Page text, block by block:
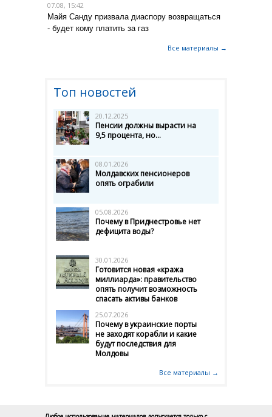
07.08, 15:42
Майя Санду призвала диаспору возвращаться
- будет кому платить за газ
Все материалы →
Топ новостей
20.12.2025
Пенсии должны вырасти на
9,5 процента, но...
08.01.2026
Молдавских пенсионеров
опять ограбили
05.08.2026
Почему в Приднестровье нет
дефицита воды?
30.01.2026
Готовится новая «кража
миллиарда»: правительство
опять получит возможность
спасать активы банков
25.07.2026
Почему в украинские порты
не заходят корабли и какие
будут последствия для
Молдовы
Все материалы →